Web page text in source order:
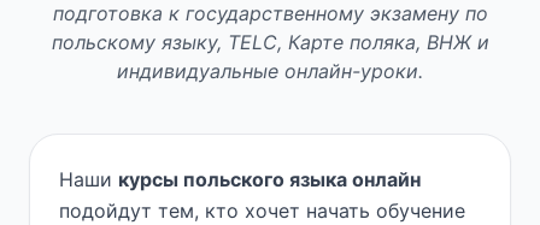
подготовка к государственному экзамену по
польскому языку, TELC, Карте поляка, ВНЖ и
индивидуальные онлайн-уроки.
Наши курсы польского языка онлайн
подойдут тем, кто хочет начать обучение